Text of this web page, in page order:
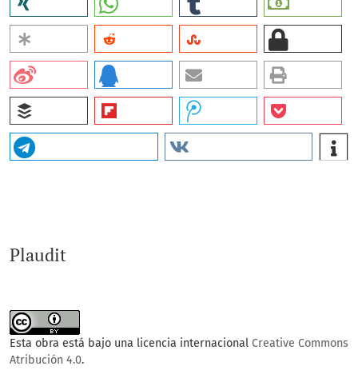
Plaudit
Esta obra está bajo una licencia internacional Creative Commons
Atribución 4.0.